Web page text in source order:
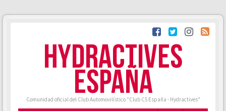
HYDRACTIVES
ESPAÑA
Comunidad oficial del Club Automovilístico "Club C5 España - Hydractives"